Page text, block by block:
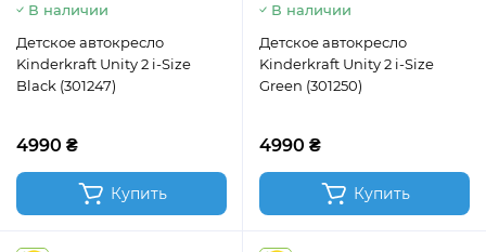
В наличии
Детское автокресло
Kinderkraft Unity 2 i-Size
Black (301247)
4990 ₴
Купить
В наличии
Детское автокресло
Kinderkraft Unity 2 i-Size
Green (301250)
4990 ₴
Купить